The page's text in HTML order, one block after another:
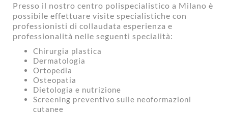
Presso il nostro centro polispecialistico a Milano è
possibile effettuare visite specialistiche con
professionisti di collaudata esperienza e
professionalità nelle seguenti specialità:
Chirurgia plastica
Dermatologia
Ortopedia
Osteopatia
Dietologia e nutrizione
Screening preventivo sulle neoformazioni
cutanee